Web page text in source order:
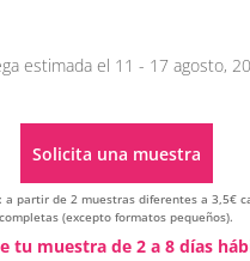
estimada el 11 - 17 agosto,
Solicita una muestra
a partir de 2 muestras diferentes a 3,5€
completas (excepto formatos pequeños).
Alternative:
tu muestra de 2 a 8 días